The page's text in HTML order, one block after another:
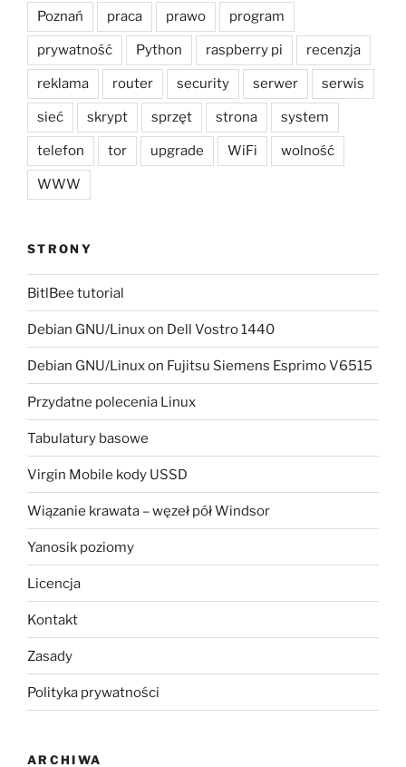
Poznań praca prawo program
prywatność Python raspberry pi recenzja
reklama router security serwer serwis
sieć skrypt sprzęt strona system
telefon tor upgrade WiFi wolność
WWW
STRONY
BitlBee tutorial
Debian GNU/Linux on Dell Vostro 1440
Debian GNU/Linux on Fujitsu Siemens Esprimo V6515
Przydatne polecenia Linux
Tabulatury basowe
Virgin Mobile kody USSD
Wiązanie krawata – węzeł pół Windsor
Yanosik poziomy
Licencja
Kontakt
Zasady
Polityka prywatności
ARCHIWA